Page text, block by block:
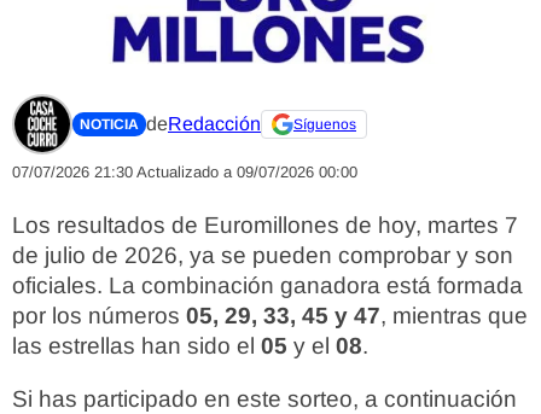
NOTICIA deRedacción Síguenos
07/07/2026 21:30 Actualizado a 09/07/2026 00:00
Los resultados de Euromillones de hoy, martes 7
de julio de 2026, ya se pueden comprobar y son
oficiales. La combinación ganadora está formada
por los números 05, 29, 33, 45 y 47, mientras que
las estrellas han sido el 05 y el 08.
Si has participado en este sorteo, a continuación